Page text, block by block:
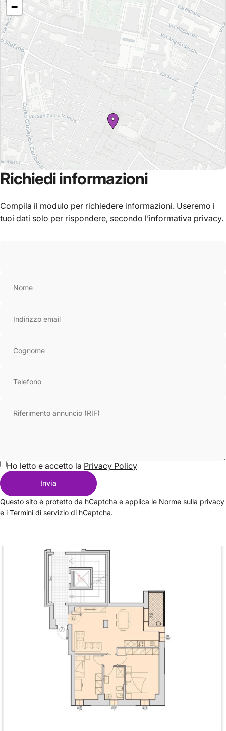
Richiediinformazioni
Compila il modulo per richiedere informazioni. Useremo i
tuoi dati solo per rispondere, secondo l’informativa privacy.
Nome
Indirizzo email
Cognome
Telefono
Riferimento annuncio (RIF)
Ho letto e accetto la Privacy Policy
Invia
Invia
Questo sito è protetto da hCaptcha e applica le Norme sulla privacy
e i Termini di servizio di hCaptcha.
−